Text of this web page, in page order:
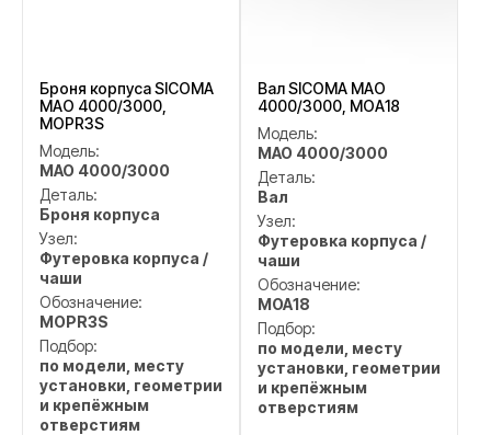
Броня корпуса SICOMA
MAO 4000/3000,
MOPR3S
Модель:
MAO 4000/3000
Деталь:
Броня корпуса
Узел:
Футеровка корпуса /
чаши
Обозначение:
MOPR3S
Подбор:
по модели, месту
установки, геометрии
и крепёжным
отверстиям
Вал SICOMA MAO
4000/3000, MOA18
Модель:
MAO 4000/3000
Деталь:
Вал
Узел:
Футеровка корпуса /
чаши
Обозначение:
MOA18
Подбор:
по модели, месту
установки, геометрии
и крепёжным
отверстиям